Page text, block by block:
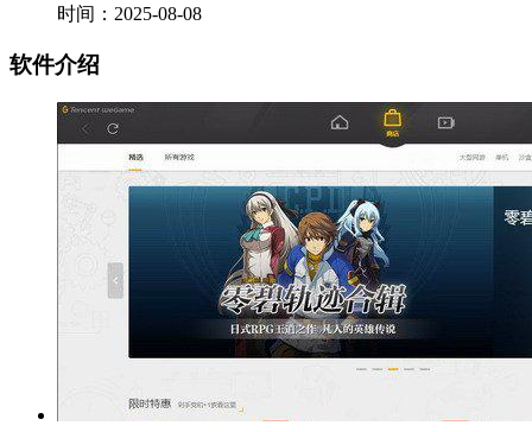
时间：2025-08-08
软件介绍